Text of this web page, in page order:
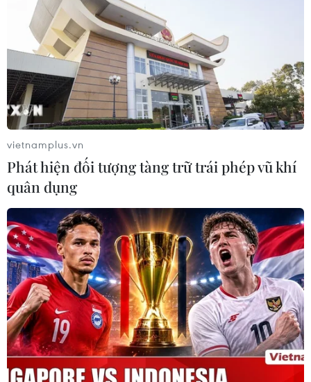
Theo dõi VietnamPlus
TIN LIÊN QUAN
vietnamplus.vn
Phát hiện đối tượng tàng trữ trái phép vũ khí
quân dụng